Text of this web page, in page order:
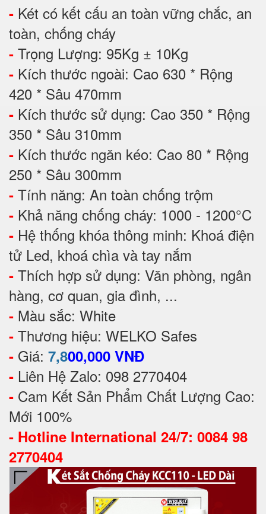
- Két có kết cấu an toàn vững chắc, an
toàn, chống cháy
- Trọng Lượng: 95Kg ± 10Kg
- Kích thước ngoài: Cao 630 * Rộng
420 * Sâu 470mm
- Kích thước sử dụng: Cao 350 * Rộng
350 * Sâu 310mm
- Kích thước ngăn kéo: Cao 80 * Rộng
250 * Sâu 300mm
- Tính năng: An toàn chống trộm
- Khả năng chống cháy: 1000 - 1200°C
- Hệ thống khóa thông minh: Khoá điện
tử Led, khoá chìa và tay nắm
- Thích hợp sử dụng: Văn phòng, ngân
hàng, cơ quan, gia đình, ...
- Màu sắc: White
- Thương hiệu: WELKO Safes
- Giá: 7,800,000 VNĐ
- Liên Hệ Zalo: 098 2770404
- Cam Kết Sản Phẩm Chất Lượng Cao:
Mới 100%
- Hotline International 24/7: 0084 98
2770404